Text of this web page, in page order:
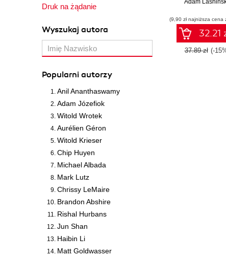
Druk na żądanie
Wyszukaj autora
Popularni autorzy
Anil Ananthaswamy
Adam Józefiok
Witold Wrotek
Aurélien Géron
Witold Krieser
Chip Huyen
Michael Albada
Mark Lutz
Chrissy LeMaire
Brandon Abshire
Rishal Hurbans
Jun Shan
Haibin Li
Matt Goldwasser
Adam
(9,90 zł najniższa cena
32.21
37.89 zł (-